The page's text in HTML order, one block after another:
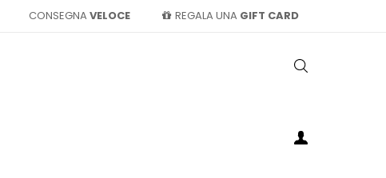
CONSEGNA VELOCE REGALA UNA GIFT CARD